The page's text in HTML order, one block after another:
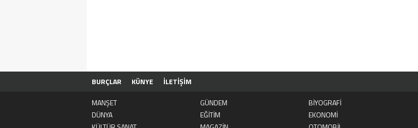
BURÇLAR KÜNYE
İLETİŞİM
MANŞET
GÜNDEM
BİYOGRAFİ
DÜNYA
EĞİTİM
EKONOMİ